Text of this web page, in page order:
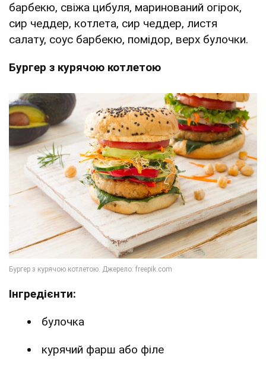
барбекю, свіжа цибуля, маринований огірок,
сир чеддер, котлета, сир чеддер, листя
салату, соус барбекю, помідор, верх булочки.
Бургер з курячою котлетою
Інгредієнти:
булочка
курячий фарш або філе